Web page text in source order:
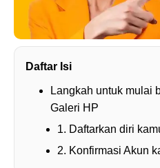
Daftar Isi
Langkah untuk mulai
Galeri HP
1. Daftarkan diri
2. Konfirmasi Akun